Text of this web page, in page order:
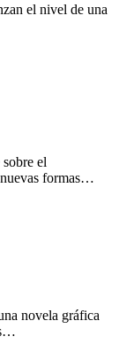
el nivel de una
el
formas…
novela gráfica